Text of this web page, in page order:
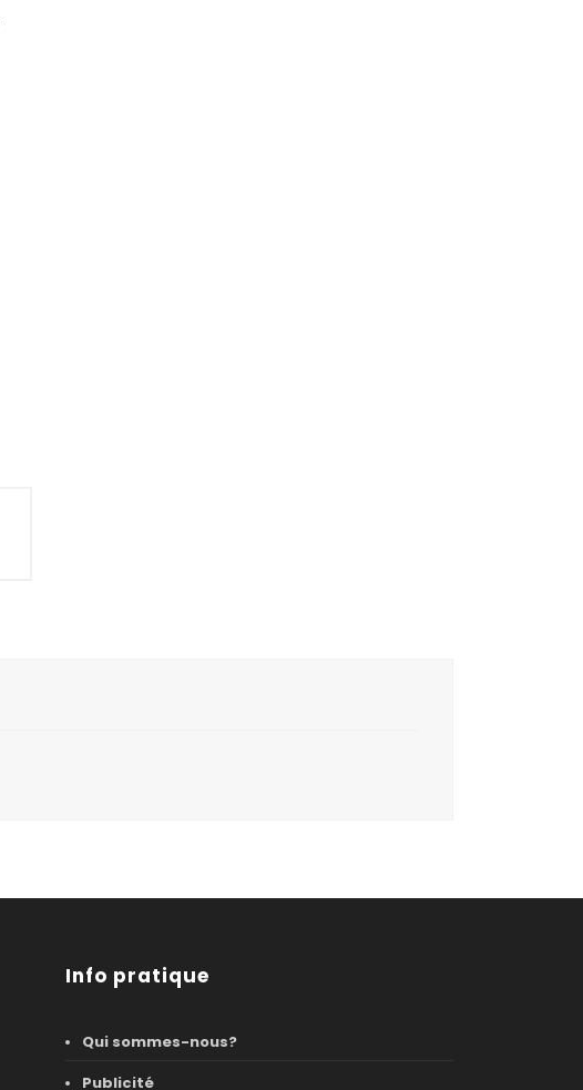
Info pratique
Qui sommes-nous?
Publicité